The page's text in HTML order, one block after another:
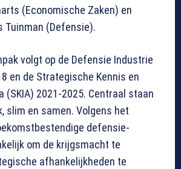
(Economische Zaken) en
(Defensie).
volgt op de Defensie Industrie
en de Strategische Kennis en
(SKIA) 2021-2025. Centraal staan
slim en samen. Volgens het
defensie-
om de krijgsmacht te
afhankelijkheden te